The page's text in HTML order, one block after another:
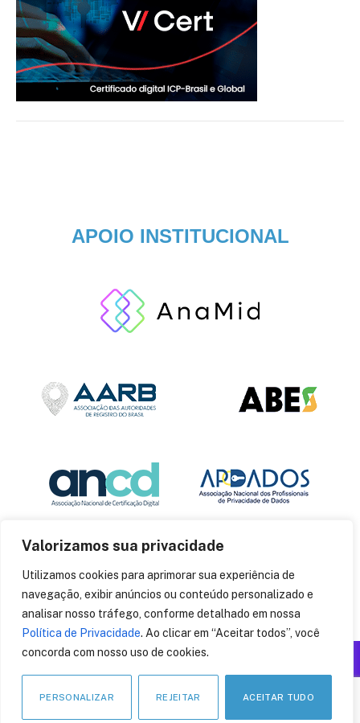
Valorizamos sua privacidade
Utilizamos cookies para aprimorar sua experiência de
navegação, exibir anúncios ou conteúdo personalizado e
analisar nosso tráfego, conforme detalhado em nossa
Política de Privacidade. Ao clicar em “Aceitar todos”, você
concorda com nosso uso de cookies.
PERSONALIZAR REJEITAR ACEITAR TUDO
APOIO INSTITUCIONAL
© 2014CryptoID. Todos os direitos reservados.
LinkedIn
Facebook
Instagram
X